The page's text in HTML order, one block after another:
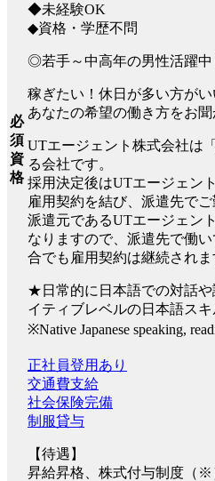
必
須
資
格
◆未経験OK
◆資格・学歴不問
◎若手～中高年の男性活躍中
稼ぎたい！休日が多い方が
あなたの希望の働き方をお
UTエージェント株式会社は
る会社です。
採用決定後はUTエージェン
雇用契約を結び、派遣先でご
派遣元であるUTエージェン
なりますので、派遣先で働
合でも雇用契約は継続されま
★日常的に日本語での対話
イティブレベルの日本語スキ
※Native Japanese speaking,
正社員登用あり
交通費支給
社会保険完備
制服貸与
【待遇】
昇給昇格、株式付与制度（※